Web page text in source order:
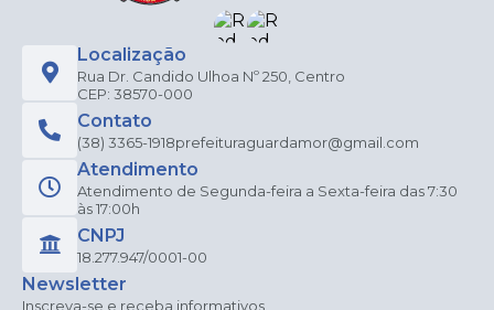
Localização
Rua Dr. Candido Ulhoa Nº 250, Centro
CEP: 38570-000
Contato
(38) 3365-1918prefeituraguardamor@gmail.com
Atendimento
Atendimento de Segunda-feira a Sexta-feira das 7:30
às 17:00h
CNPJ
18.277.947/0001-00
Newsletter
Inscreva-se e receba informativos